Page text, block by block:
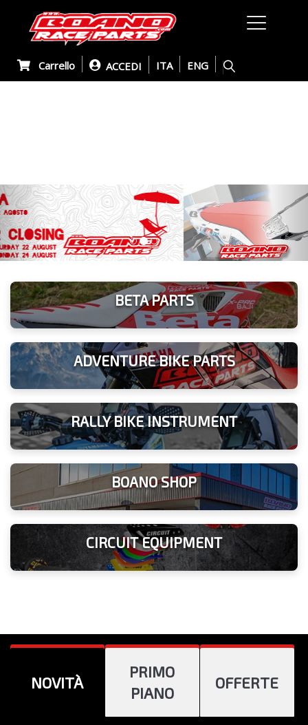
Carrello ACCEDI ITA ENG
Previous
BETA PARTS
ADVENTURE BIKE PARTS
RALLY BIKE INSTRUMENT
BOANO SHOP
CIRCUIT EQUIPMENT
NOVITÀ
PRIMO
PIANO
OFFERTE